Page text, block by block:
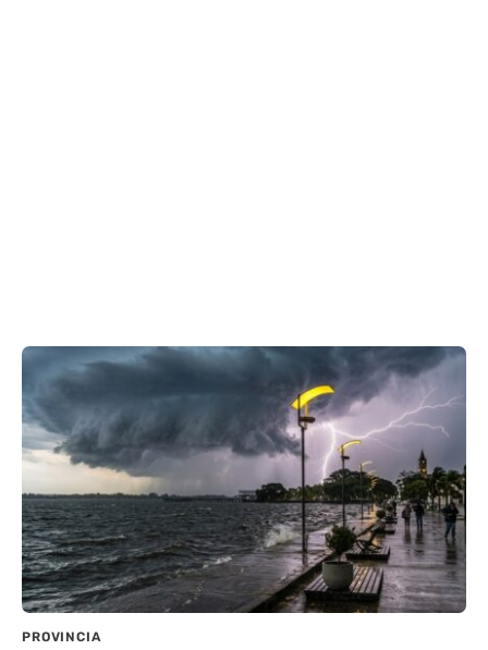
PROVINCIA